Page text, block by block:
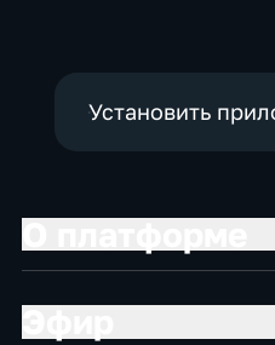
Установить